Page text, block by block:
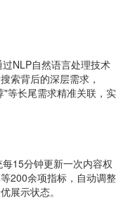
NLP自然语言处理技术
索背后的深层需求，
等长尾需求精准关联，实
15分钟更新一次内容权
200余项指标，自动调整
展示状态。